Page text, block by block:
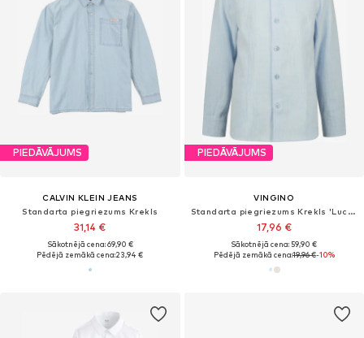
PIEDĀVĀJUMS
CALVIN KLEIN JEANS
Standarta piegriezums Krekls
31,14 €
Sākotnējā cena: 69,90 €
Pēdējā zemākā cena:23,94 €
PIEDĀVĀJUMS
VINGINO
Standarta piegriezums Krekls 'Lucio'
17,96 €
Sākotnējā cena: 59,90 €
Pēdējā zemākā cena:19,96 €-10%